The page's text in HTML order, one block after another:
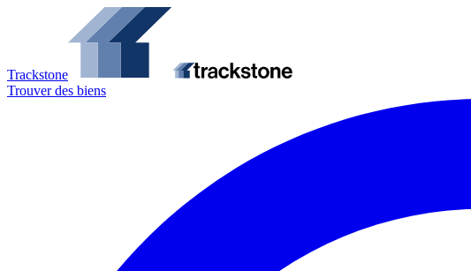
Trackstone
Trouver des biens